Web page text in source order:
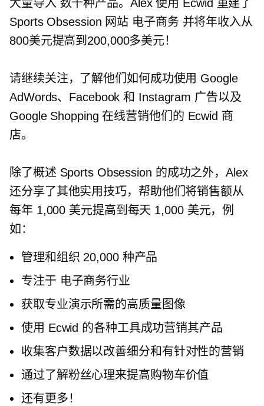
大量导入 数千种产品。Alex 使用 Ecwid 重建了
Sports Obsession 网站 电子商务 并将年收入从
800美元提高到200,000多美元！
请继续关注，了解他们如何成功使用 Google
AdWords、Facebook 和 Instagram 广告以及
Google Shopping 在线营销他们的 Ecwid 商
店。
除了概述 Sports Obsession 的成功之外，Alex
还分享了其他实用技巧，帮助他们将销售额从
每年 1,000 美元提高到每天 1,000 美元，例
如：
管理和组织 20,000 种产品
专注于 电子商务行业
获取专业演示所需的高质量图像
使用 Ecwid 的各种工具成功营销其产品
收集客户数据以改善细分和有针对性的营销
通过了解粉丝心理来提高购物车价值
还有更多！